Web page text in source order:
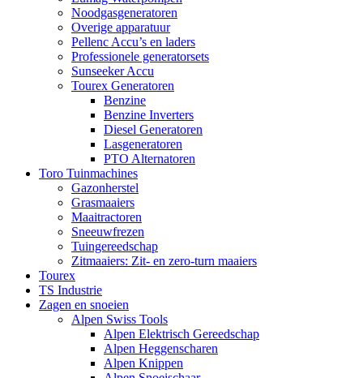
Noodgasgeneratoren
Overige apparatuur
Pellenc Accu’s en laders
Professionele generatorsets
Sunseeker Accu
Tourex Generatoren
Benzine
Benzine Inverters
Diesel Generatoren
Lasgeneratoren
PTO Alternatoren
Toro Tuinmachines
Gazonherstel
Grasmaaiers
Maaitractoren
Sneeuwfrezen
Tuingereedschap
Zitmaaiers: Zit- en zero-turn maaiers
Tourex
TS Industrie
Zagen en snoeien
Alpen Swiss Tools
Alpen Elektrisch Gereedschap
Alpen Heggenscharen
Alpen Knippen